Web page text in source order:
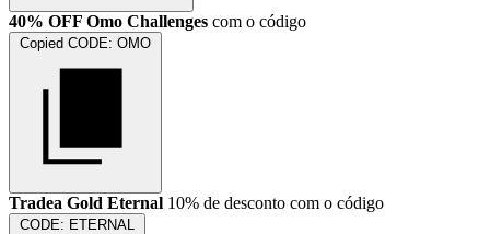
40% OFF Omo Challenges com o código
Copied CODE: OMO
Tradea Gold Eternal 10% de desconto com o código
CODE: ETERNAL